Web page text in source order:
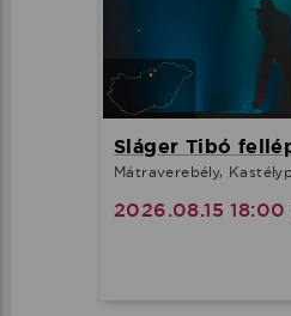
Sláger Tibó
Mátraverebély,
2026.08.15 18:00